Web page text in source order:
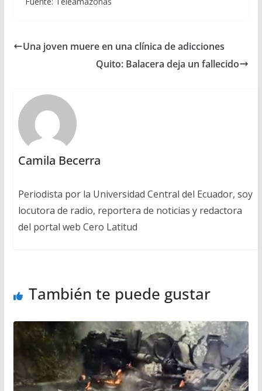
Una joven muere en una clínica de adicciones
Quito: Balacera deja un fallecido
Camila Becerra
Periodista por la Universidad Central del Ecuador, soy
locutora de radio, reportera de noticias y redactora
del portal web Cero Latitud
También te puede gustar